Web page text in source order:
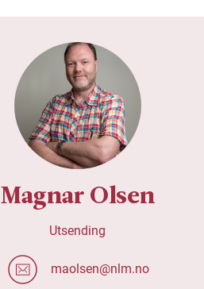
Magnar Olsen
Utsending
maolsen@nlm.no